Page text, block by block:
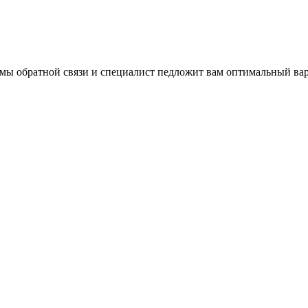
обратной связи и специалист педложит вам оптимальный